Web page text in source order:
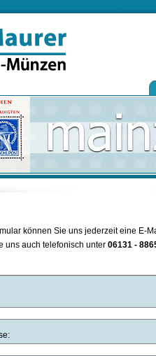
können Sie uns jederzeit eine E-
uns auch telefonisch unter 06131 -